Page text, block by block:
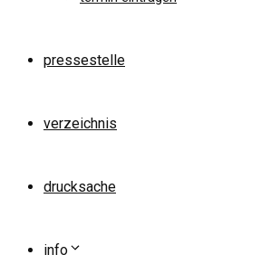
pressestelle
verzeichnis
drucksache
info